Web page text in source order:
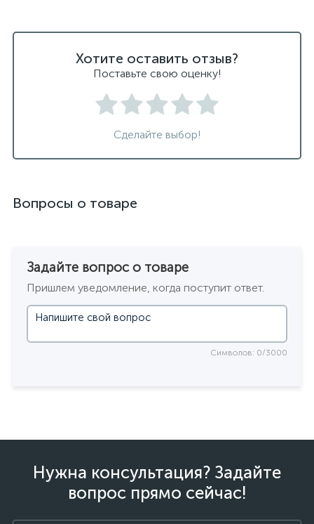
Хотите оставить отзыв?
Поставьте свою оценку!
Сделайте выбор!
Вопросы о товаре
Задайте вопрос о товаре
Пришлем уведомление, когда поступит ответ.
Символов: 0/3000
Нужна консультация? Задайте
вопрос прямо сейчас!